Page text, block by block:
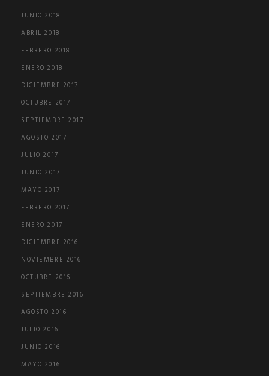
JUNIO 2018
ABRIL 2018
FEBRERO 2018
ENERO 2018
DICIEMBRE 2017
OCTUBRE 2017
SEPTIEMBRE 2017
AGOSTO 2017
JULIO 2017
JUNIO 2017
MAYO 2017
FEBRERO 2017
ENERO 2017
DICIEMBRE 2016
NOVIEMBRE 2016
OCTUBRE 2016
SEPTIEMBRE 2016
AGOSTO 2016
JULIO 2016
JUNIO 2016
MAYO 2016